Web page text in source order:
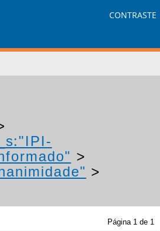
CONTRASTE
>
>
Página 1 de 1